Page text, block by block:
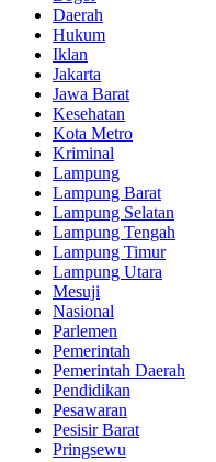
Daerah
Hukum
Iklan
Jakarta
Jawa Barat
Kesehatan
Kota Metro
Kriminal
Lampung
Lampung Barat
Lampung Selatan
Lampung Tengah
Lampung Timur
Lampung Utara
Mesuji
Nasional
Parlemen
Pemerintah
Pemerintah Daerah
Pendidikan
Pesawaran
Pesisir Barat
Pringsewu